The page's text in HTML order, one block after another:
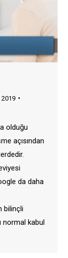
2019
olduğu
açısından
da daha
bilinçli
normal kabul